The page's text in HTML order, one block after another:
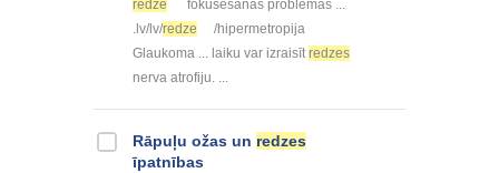
redze
fokusēšanas problēmas ...
.lv/lv/redze
/hipermetropija
Glaukoma ... laiku var izraisīt redzes
nerva atrofiju. ...
Rāpuļu ožas un redzes
īpatnības